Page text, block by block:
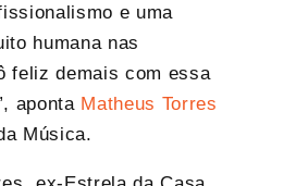
e uma
humana nas
feliz demais com essa
aponta Matheus Torres
Música.